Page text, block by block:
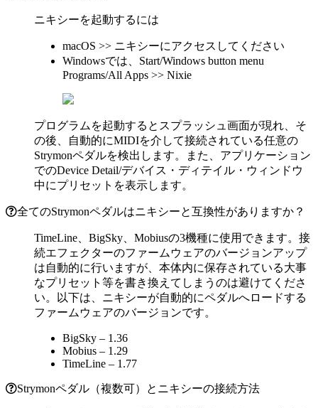
ニキシーを起動するには
macOS >> ニキシーにアクセスしてください
Windowsでは、Start/Windows button menu
Programs/All Apps >> Nixie
プログラムを起動するとスプラッシュ画面が現れ、そ
の後、自動的にMIDIを介して接続されている任意の
Strymonペダルを検出します。また、アプリケーション
でのDevice Detail/デバイス・ディテイル・ウィンドウ
中にプリセットを表示します。
全てのStrymonペダルはニキシーと互換性がありますか？
TimeLine、BigSky、Mobiusの3機種に使用できます。接
続エフェクターのファームウェアのバージョンアップ
は自動的に行いますが、本体内に保存されている大事
なプリセット等を書き換えてしまうのは避けてくださ
い。以下は、ニキシーが自動的にペダルへロードする
ファームウェアのバージョンです。
BigSky – 1.36
Mobius – 1.29
TimeLine – 1.77
Strymonペダル（複数可）とニキシーの接続方法